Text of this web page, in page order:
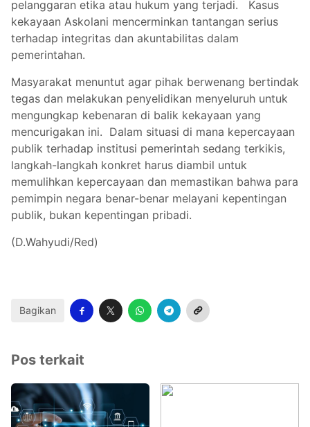
pelanggaran etika atau hukum yang terjadi. Kasus
kekayaan Askolani mencerminkan tantangan serius
terhadap integritas dan akuntabilitas dalam
pemerintahan.
Masyarakat menuntut agar pihak berwenang bertindak
tegas dan melakukan penyelidikan menyeluruh untuk
mengungkap kebenaran di balik kekayaan yang
mencurigakan ini. Dalam situasi di mana kepercayaan
publik terhadap institusi pemerintah sedang terkikis,
langkah-langkah konkret harus diambil untuk
memulihkan kepercayaan dan memastikan bahwa para
pemimpin negara benar-benar melayani kepentingan
publik, bukan kepentingan pribadi.
(D.Wahyudi/Red)
Bagikan
Pos terkait